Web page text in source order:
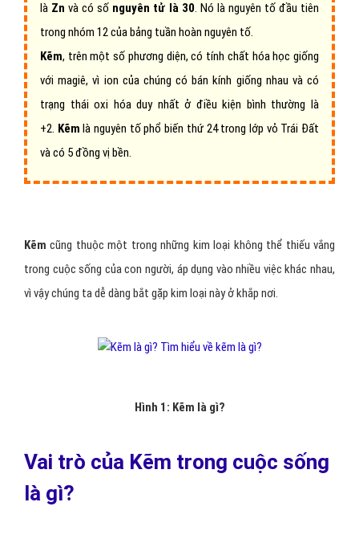
là Znvà có số nguyên tử là 30. Nó là nguyên tố đầu tiên
trong nhóm 12 của bảng tuần hoàn nguyên tố.
Kẽm, trên một số phương diện, có tính chất hóa học giống
với magiê, vì ion của chúng có bán kính giống nhau và có
trạng thái oxi hóa duy nhất ở điều kiện bình thường là
+2. Kẽm là nguyên tố phổ biến thứ 24 trong lớp vỏ Trái Đất
và có 5 đồng vị bền.
Kẽm cũng thuộc một trong những kim loại không thể thiếu vắng
trong cuộc sống của con người, áp dụng vào nhiều việc khác nhau,
vì vậy chúng ta dễ dàng bắt gặp kim loại này ở khắp nơi.
Hình 1: Kẽm là gì?
Vai trò của Kẽm trong cuộc sống
là gì?